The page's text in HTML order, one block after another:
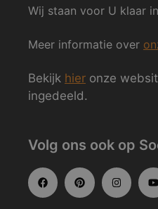
Wij staan voor U klaar
Meer informatie over
Bekijk hier onze
ingedeeld.
Volg ons ook op